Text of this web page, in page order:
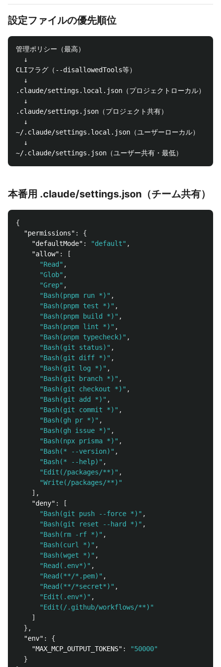
設定ファイルの優先順位
管理ポリシー（最高）
  ↓
CLIフラグ（--disallowedTools等）
  ↓
.claude/settings.local.json（プロジェクトローカル）
  ↓
.claude/settings.json（プロジェクト共有）
  ↓
~/.claude/settings.local.json（ユーザーローカル）
  ↓
本番用 .claude/settings.json（チーム共有）
{
"permissions" :
{
"defaultMode" : "default" ,
"allow" :
[
"Read" ,
"Glob" ,
"Grep" ,
"Bash(pnpm run *)" ,
"Bash(pnpm test *)" ,
"Bash(pnpm build *)" ,
"Bash(pnpm lint *)" ,
"Bash(pnpm typecheck)" ,
"Bash(git status)" ,
"Bash(git diff *)" ,
"Bash(git log *)" ,
"Bash(git branch *)" ,
"Bash(git checkout *)" ,
"Bash(git add *)" ,
"Bash(git commit *)" ,
"Bash(gh pr *)" ,
"Bash(gh issue *)" ,
"Bash(npx prisma *)" ,
"Bash(* --version)" ,
"Bash(* --help)" ,
"Edit(/packages/**)" ,
"Write(/packages/**)"
],
"deny" :
[
"Bash(git push --force *)" ,
"Bash(git reset --hard *)" ,
"Bash(rm -rf *)" ,
"Bash(curl *)" ,
"Bash(wget *)" ,
"Read(.env*)" ,
"Read(**/*.pem)" ,
"Read(**/*secret*)" ,
"Edit(.env*)" ,
"Edit(/.github/workflows/**)"
]
},
"env" :
{
"MAX_MCP_OUTPUT_TOKENS" :
"50000"
}